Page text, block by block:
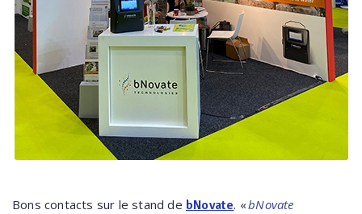
Bons contacts sur le stand de bNovate. «bNovate